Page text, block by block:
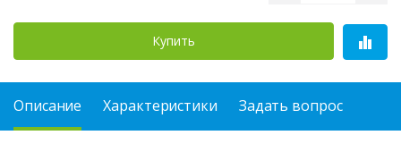
Купить
Описание Характеристики Задать вопрос